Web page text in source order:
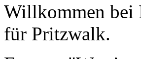
Willkommen bei
für Pritzwalk.